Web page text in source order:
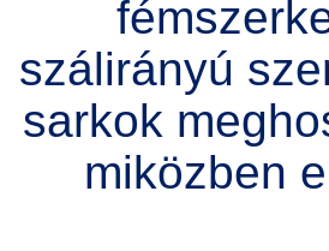
szálirányú
sarkok
miközben